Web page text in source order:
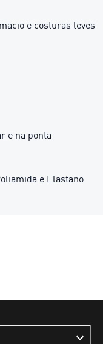
e costuras leves
e na ponta
e Elastano